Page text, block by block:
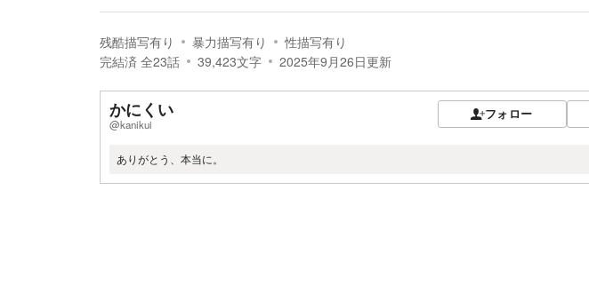
残酷描写有り 暴力描写有り
性描写有り
完結済 全23話 39,423文字 2025年9月26日更新
かにくい
@kanikui
フォロー
ありがとう、本当に。